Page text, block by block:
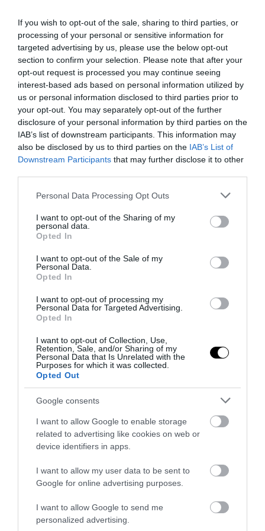
If you wish to opt-out of the sale, sharing to third parties, or
processing of your personal or sensitive information for
targeted advertising by us, please use the below opt-out
section to confirm your selection. Please note that after your
opt-out request is processed you may continue seeing
interest-based ads based on personal information utilized by
us or personal information disclosed to third parties prior to
your opt-out. You may separately opt-out of the further
disclosure of your personal information by third parties on the
IAB’s list of downstream participants. This information may
also be disclosed by us to third parties on the IAB’s List of
Downstream Participants that may further disclose it to other
Please note that this website/app uses one or more Google
not limited to your visit or usage behaviour. You may click to
grant or deny consent to Google and its third-party tags to
use your data for below specified purposes in below Google
consent section.
Personal Data Processing Opt Outs
I want to opt-out of the Sharing of my
personal data.
Opted In
I want to opt-out of the Sale of my
Personal Data.
Opted In
I want to opt-out of processing my
Personal Data for Targeted Advertising.
Opted In
I want to opt-out of Collection, Use,
Retention, Sale, and/or Sharing of my
Personal Data that Is Unrelated with the
Purposes for which it was collected.
Opted Out
Google consents
I want to allow Google to enable storage
related to advertising like cookies on web or
device identifiers in apps.
I want to allow my user data to be sent to
Google for online advertising purposes.
I want to allow Google to send me
personalized advertising.
PRONEWS.GR /ΜΠΑΣΚΕΤ
«δίδαξε» το μεγαλύτερο ταλέντο της
Ευρώπης, Ν.Κοστούριτσα (φώτο)
Παναθηναϊκός: Επίσημη η «βόμβα» με τον
Σιλβέν Φρανσίσκο
30.07.2026 | 19:12